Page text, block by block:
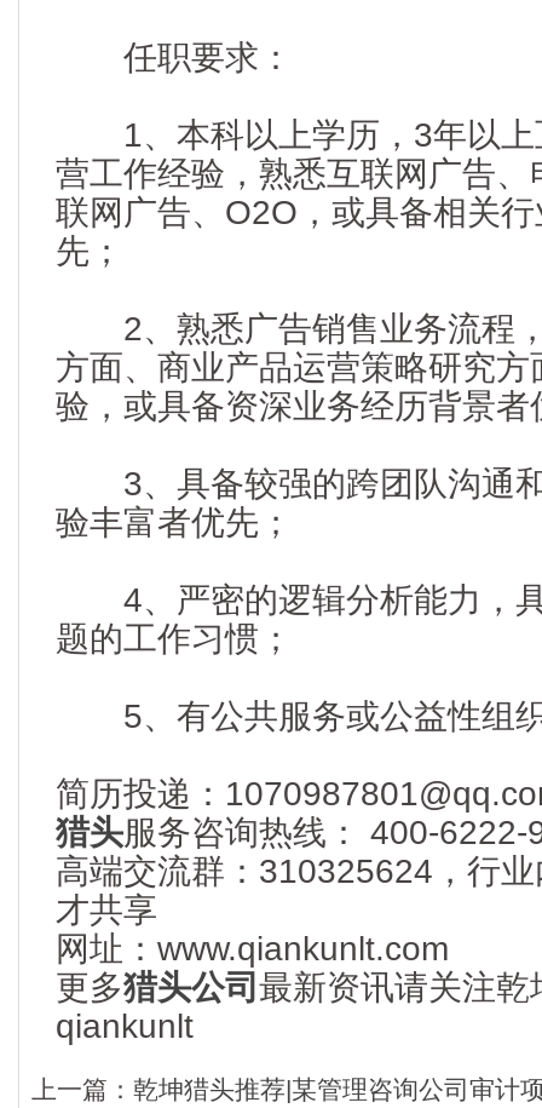
任职要求：
1、本科以上学历，3年以上
营工作经验，熟悉互联网广告
联网广告、O2O，或具备相关
先；
2、熟悉广告销售业务流程
方面、商业产品运营策略研究
验，或具备资深业务经历背景者
3、具备较强的跨团队沟通
验丰富者优先；
4、严密的逻辑分析能力，
题的工作习惯；
5、有公共服务或公益性组
简历投递：
猎头服务咨询热线： 400-6222-
高端交流群：310325624，行
才共享
网址：www.qiankunlt.com
更多猎头公司最新资讯请关注
qiankunlt
上一篇： 乾坤猎头推荐|某管理咨询公司审计